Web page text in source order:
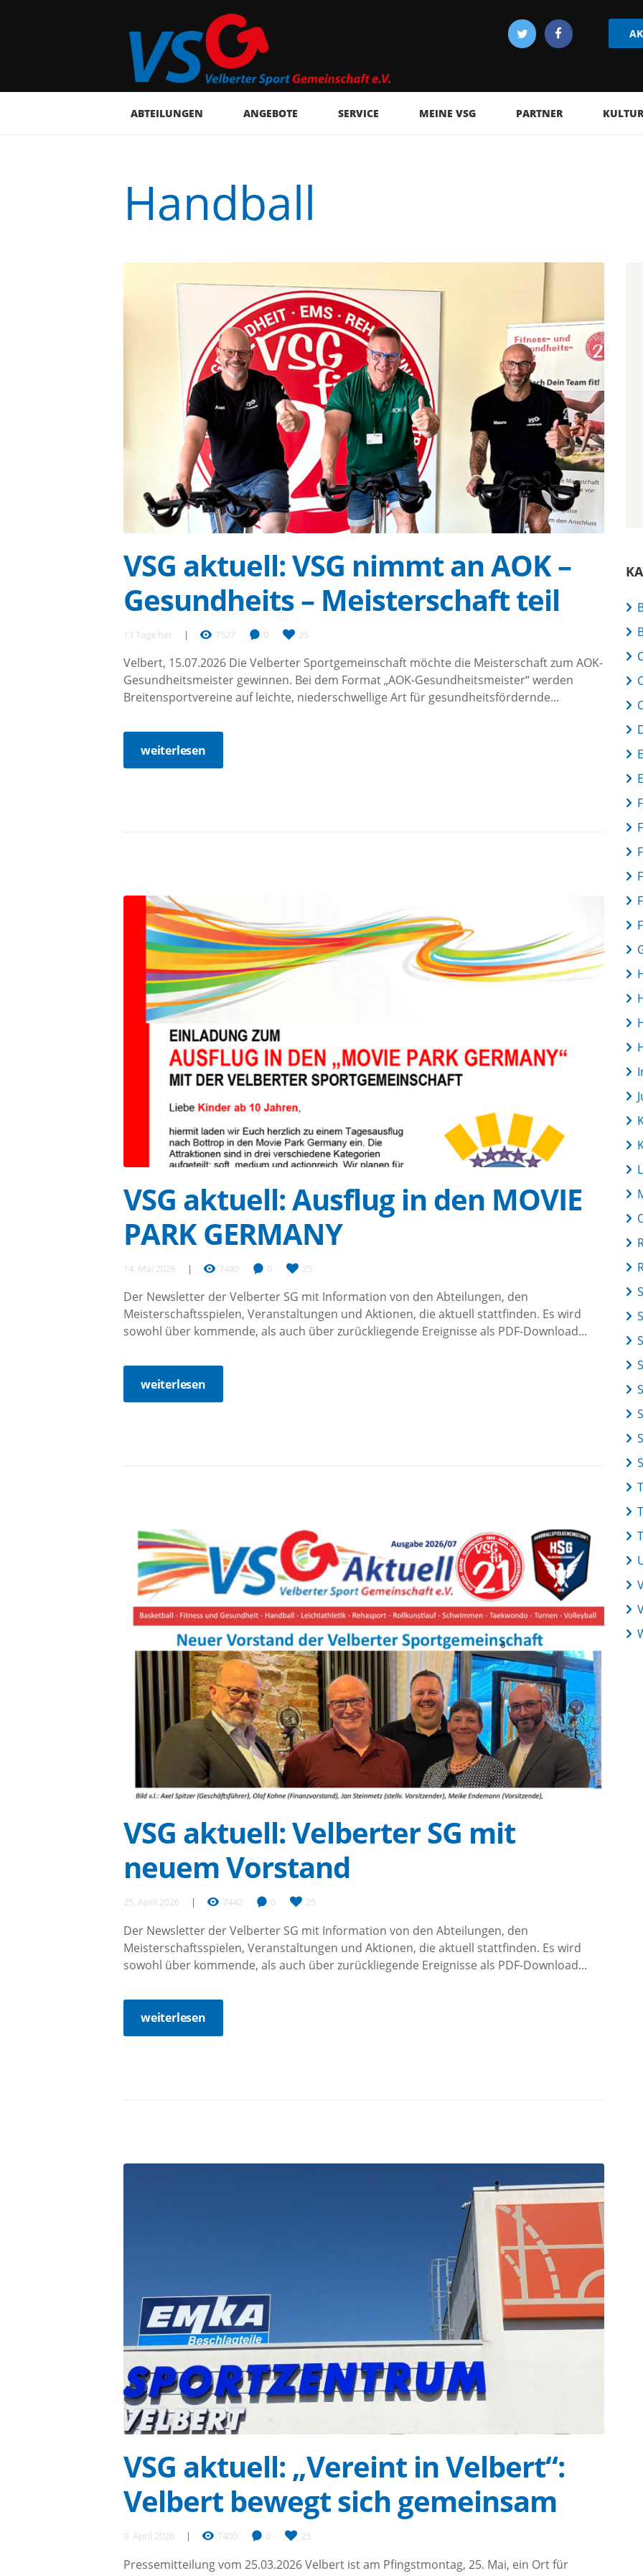
ABTEILUNGEN ANGEBOTE SERVICE MEINE VSG PARTNER
Handball
VSG aktuell: VSG nimmt an AOK –
Gesundheits – Meisterschaft teil
13 Tage her 7527 0 25
Velbert, 15.07.2026 Die Velberter Sportgemeinschaft möchte die Meisterschaft zum AOK-
Gesundheitsmeister gewinnen. Bei dem Format „AOK-Gesundheitsmeister“ werden
Breitensportvereine auf leichte, niederschwellige Art für gesundheitsfördernde...
weiterlesen
VSG aktuell: Ausflug in den MOVIE
PARK GERMANY
14. Mai 2026 7480 0 25
Der Newsletter der Velberter SG mit Information von den Abteilungen, den
Meisterschaftsspielen, Veranstaltungen und Aktionen, die aktuell stattfinden. Es wird
sowohl über kommende, als auch über zurückliegende Ereignisse als PDF-Download...
weiterlesen
VSG aktuell: Velberter SG mit
neuem Vorstand
25. April 2026 7442 0 25
Der Newsletter der Velberter SG mit Information von den Abteilungen, den
Meisterschaftsspielen, Veranstaltungen und Aktionen, die aktuell stattfinden. Es wird
sowohl über kommende, als auch über zurückliegende Ereignisse als PDF-Download...
weiterlesen
VSG aktuell: „Vereint in Velbert“:
Velbert bewegt sich gemeinsam
9. April 2026 7400 0 25
Pressemitteilung vom 25.03.2026 Velbert ist am Pfingstmontag, 25. Mai, ein Ort für